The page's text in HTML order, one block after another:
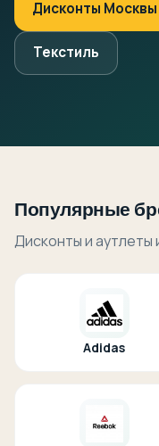
Дисконты Москвы
Текстиль
Популярные
Дисконты и аутлеты
Adidas